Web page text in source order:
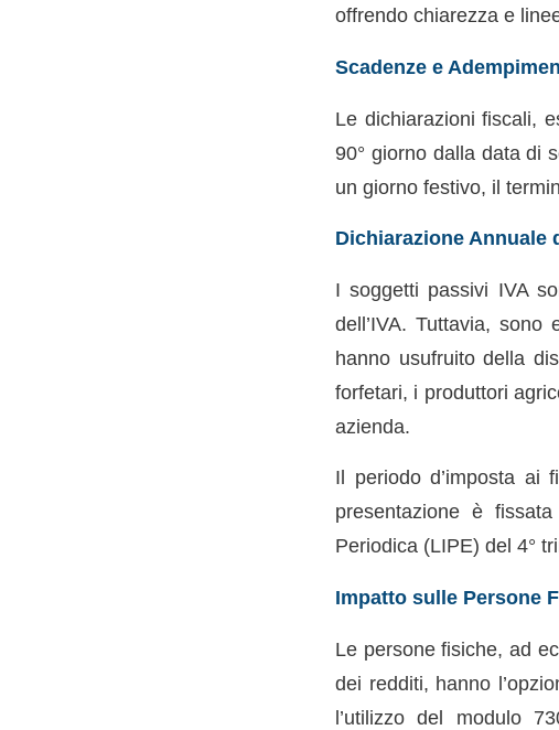
offrendo chiarezza e
Scadenze e
Le dichiarazioni fiscali,
90° giorno dalla data di
un giorno festivo, il
Dichiarazione Annuale
I soggetti passivi IVA
dell’IVA. Tuttavia,
hanno usufruito della
forfetari, i produttori
azienda.
Il periodo d’imposta ai
presentazione è
Periodica (LIPE) del 4°
Impatto sulle Persone
Le persone fisiche, ad
dei redditi, hanno
l’utilizzo del modulo